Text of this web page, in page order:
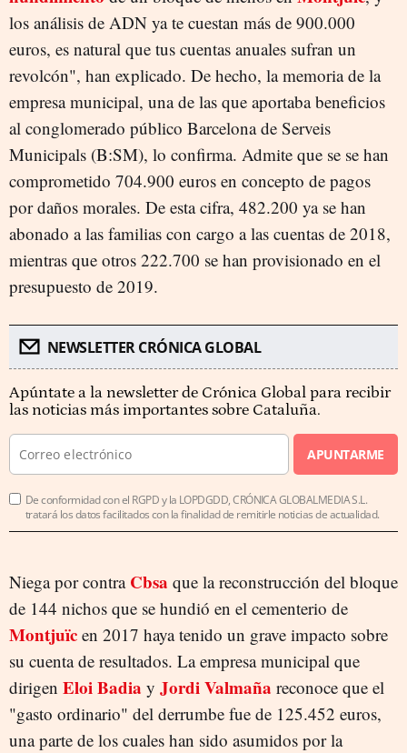
los análisis de ADN ya te cuestan más de 900.000
euros, es natural que tus cuentas anuales sufran un
revolcón", han explicado. De hecho, la memoria de la
empresa municipal, una de las que aportaba beneficios
al conglomerado público Barcelona de Serveis
Municipals (B:SM), lo confirma. Admite que se se han
comprometido 704.900 euros en concepto de pagos
por daños morales. De esta cifra, 482.200 ya se han
abonado a las familias con cargo a las cuentas de 2018,
mientras que otros 222.700 se han provisionado en el
presupuesto de 2019.
NEWSLETTER CRÓNICA GLOBAL
Apúntate a la newsletter de Crónica Global para recibir
las noticias más importantes sobre Cataluña.
APUNTARME
De conformidad con el RGPD y la LOPDGDD, CRÓNICA GLOBALMEDIA S.L.
tratará los datos facilitados con la finalidad de remitirle noticias de actualidad.
Niega por contra Cbsa que la reconstrucción del bloque
de 144 nichos que se hundió en el cementerio de
Montjuïc en 2017 haya tenido un grave impacto sobre
su cuenta de resultados. La empresa municipal que
dirigen Eloi Badia y Jordi Valmaña reconoce que el
"gasto ordinario" del derrumbe fue de 125.452 euros,
una parte de los cuales han sido asumidos por la